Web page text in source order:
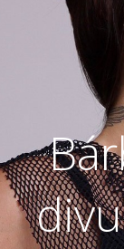
ACESSO
Arte, Cultura Pop e